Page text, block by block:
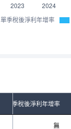
單季稅後淨利年增率
單季稅後淨利年增率
無